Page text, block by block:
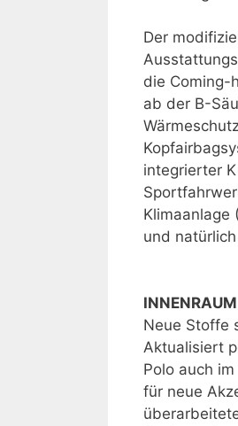
Der
die Coming-
ab der B-
integrierter
Klimaanlage
und
Neue Stoffe
Aktualisiert
Polo auch
für neue